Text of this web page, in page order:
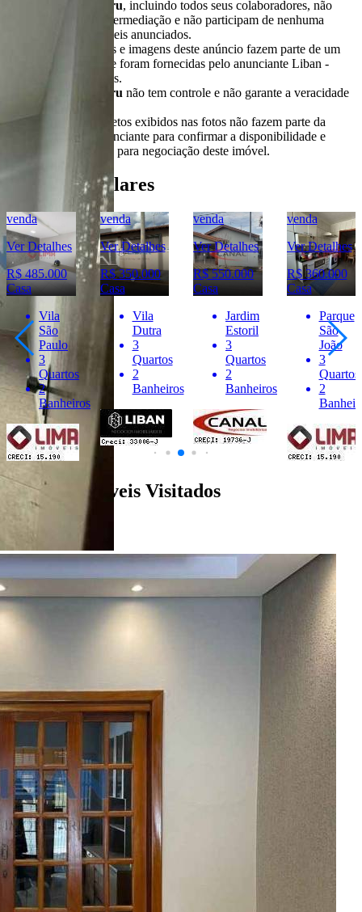
Portal Casa Bauru, incluindo todos seus colaboradores, não
realizam qualquer intermediação e não participam de nenhuma
negociação dos imóveis anunciados.
Todas as informações e imagens deste anúncio fazem parte de um
anúncio publicitário e foram fornecidas pelo anunciante Liban -
Negócios Imobiliários.
Portal Casa Bauru não tem controle e não garante a veracidade
Móveis e demais objetos exibidos nas fotos não fazem parte da
oferta. Contate o anunciante para confirmar a disponibilidade e
condições detalhadas para negociação deste imóvel.
Imóveis Similares
venda
Ver Detalhes
R$ 485.000
Casa
Vila
São
Paulo
3
Quartos
2
Banheiros
venda
Ver Detalhes
R$ 350.000
Casa
Vila
Dutra
3
Quartos
2
Banheiros
venda
Ver Detalhes
R$ 550.000
Casa
Jardim
Estoril
3
Quartos
2
Banheiros
venda
Ver Detalhes
R$ 360.000
Casa
Parque
São
João
3
Quartos
2
Últimos Imóveis Visitados
Ver Detalhes
R$ 430.000
Casa
Jardim Nova Bauru